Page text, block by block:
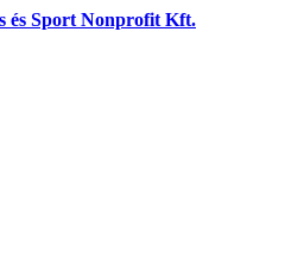
és Sport Nonprofit Kft.